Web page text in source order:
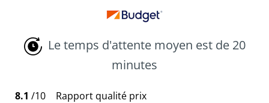
Le temps d'attente moyen est de 20
minutes
8.1 /10
Rapport qualité prix